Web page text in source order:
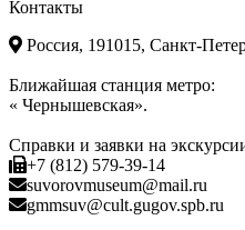
Контакты
Россия, 191015, Санкт-
Ближайшая станция метро:
« Чернышевская».
Справки и заявки на
+7 (812) 579-39-14
suvorovmuseum@mail.ru
gmmsuv@cult.gugov.spb.ru